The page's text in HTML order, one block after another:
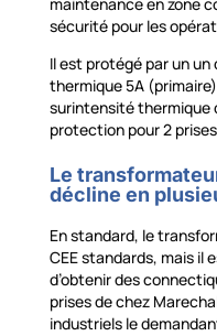
maintenance en zone
sécurité pour les
Il est protégé par un
thermique 5A
surintensité thermique
protection pour 2
Le
décline en
En standard, le
CEE standards, mais il
d’obtenir des
prises de chez
industriels le